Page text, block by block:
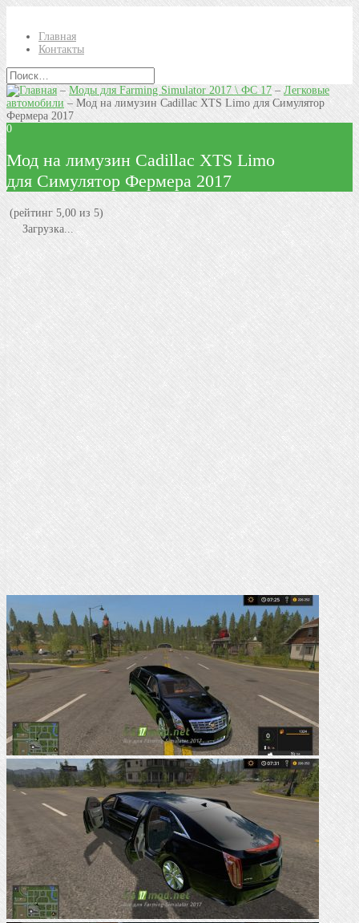
Главная
Контакты
–Моды для Farming Simulator 2017 \ ФС 17– Легковые
автомобили– Мод на лимузин Cadillac XTS Limo для Симулятор
Фермера 2017
0
Мод на лимузин Cadillac XTS Limo
для Симулятор Фермера 2017
(рейтинг 5,00 из 5)
Загрузка...